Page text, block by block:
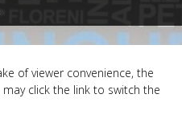
of viewer convenience, the
click the link to switch the